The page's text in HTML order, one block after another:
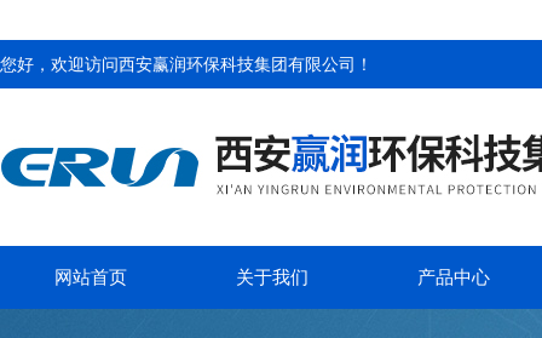
您好，欢迎访问西安赢润环保科技集团有限公司 ！
网站首页 关于我们 产品中心